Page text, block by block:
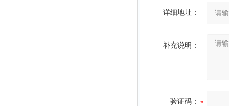
详细地址：
补充说明：
验证码：